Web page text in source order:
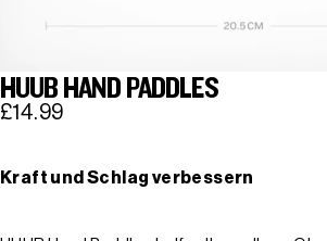
HUUB HAND PADDLES
£14.99
Kraft und Schlag verbessern